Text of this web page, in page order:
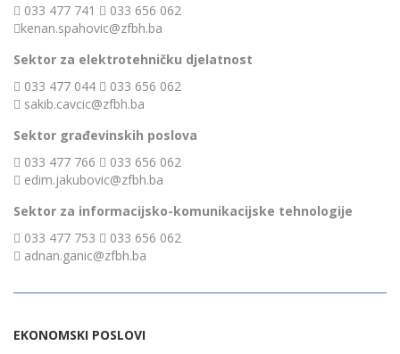
033 477 741
033 656 062
kenan.spahovic@zfbh.ba
Sektor za elektrotehničku djelatnost
033 477 044
033 656 062
sakib.cavcic@zfbh.ba
Sektor građevinskih poslova
033 477 766
033 656 062
edim.jakubovic@zfbh.ba
Sektor za informacijsko-komunikacijske tehnologije
033 477 753
033 656 062
adnan.ganic@zfbh.ba
EKONOMSKI POSLOVI